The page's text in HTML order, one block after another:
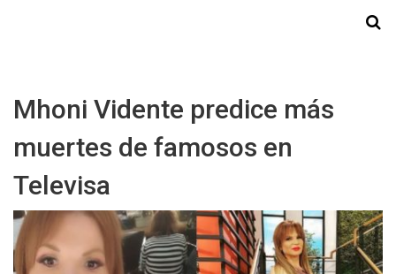
Mhoni Vidente predice más
muertes de famosos en
Televisa